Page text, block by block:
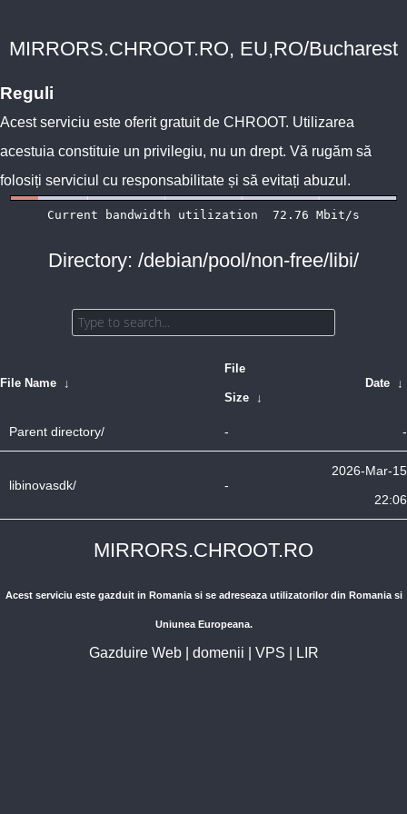
MIRRORS.CHROOT.RO, EU,RO/Bucharest
Reguli
Acest serviciu este oferit gratuit de CHROOT. Utilizarea
acestuia constituie un privilegiu, nu un drept. Vă rugăm să
folosiți serviciul cu responsabilitate și să evitați abuzul.
Directory: /debian/pool/non-free/libi/
File Name ↓
File
Size ↓
Date ↓
Parent directory/ - -
libinovasdk/ -
2026-Mar-15
22:06
MIRRORS.CHROOT.RO
Acest serviciu este gazduit in Romania si se adreseaza utilizatorilor din Romania si
Uniunea Europeana.
Gazduire Web| domenii VPS LIR